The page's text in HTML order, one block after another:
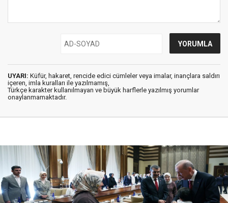
UYARI: Küfür, hakaret, rencide edici cümleler veya imalar, inançlara saldırı
içeren, imla kuralları ile yazılmamış,
Türkçe karakter kullanılmayan ve büyük harflerle yazılmış yorumlar
onaylanmamaktadır.